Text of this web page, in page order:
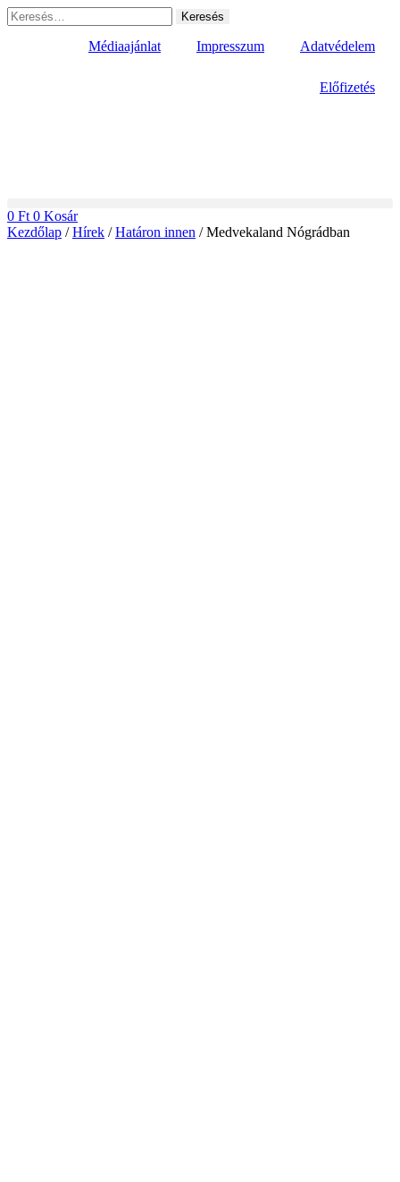
Ugrás
a
Keresés:
Médiaajánlat Impresszum Adatvédelem
Előfizetés
0 Ft 0 Kosár
Kezdőlap /Hírek /Határon innen / Medvekaland Nógrádban